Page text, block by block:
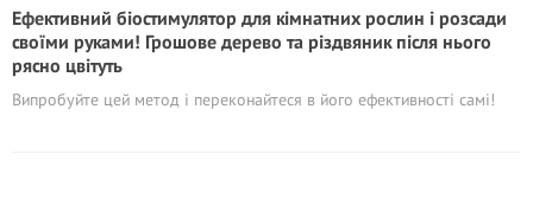
Ефективний біостимулятор для кімнатних рослин і розсади
своїми руками! Грошове дерево та різдвяник після нього
рясно цвітуть
Випробуйте цей метод і переконайтеся в його ефективності самі!